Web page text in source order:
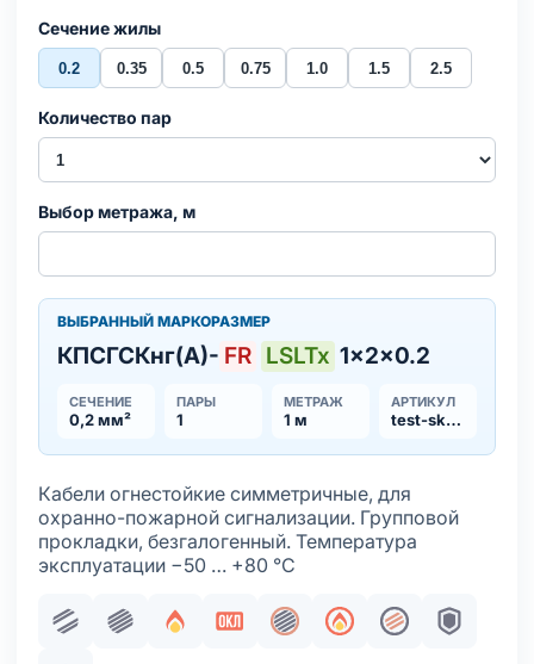
Сечение жилы
0.2 0.35 0.5 0.75 1.0 1.5 2.5
Количество пар
Выбор метража, м
ВЫБРАННЫЙ МАРКОРАЗМЕР
КПСГСКнг(А)- FR LSLTx 1×2×0.2
СЕЧЕНИЕ
0,2 мм²
ПАРЫ
1
МЕТРАЖ
1 м
АРТИКУЛ
test-sku_1231
Кабели огнестойкие симметричные, для
охранно-пожарной сигнализации. Групповой
прокладки, безгалогенный. Температура
эксплуатации −50 … +80 °С
Парная скрутка
Пучковая скрутка
Огнестойкость
Сертификация в составе ОКЛ
Общий экранЖила медная
Броня